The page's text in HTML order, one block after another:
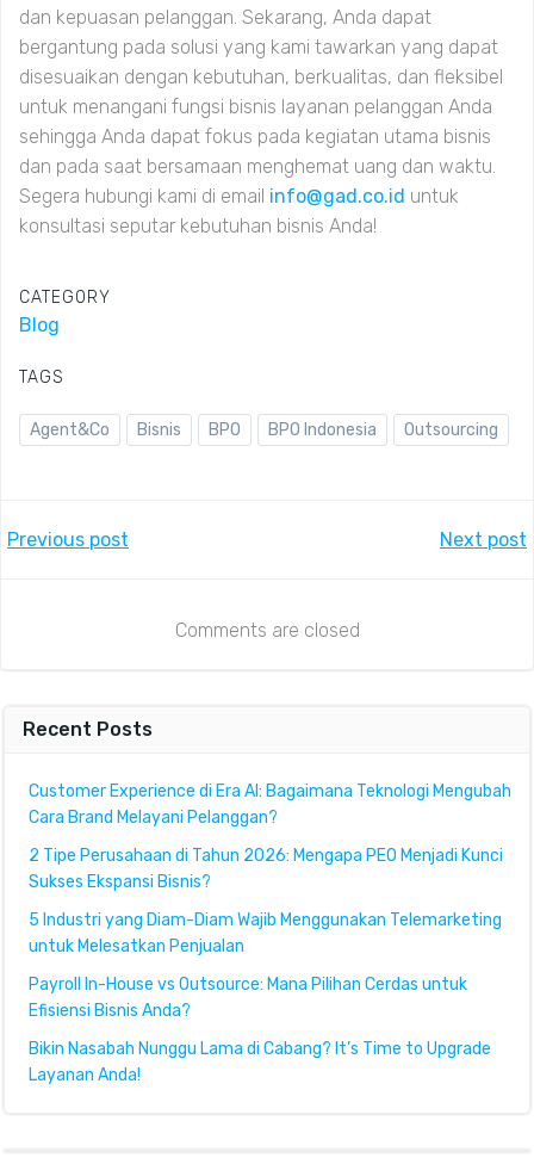
dan kepuasan pelanggan. Sekarang, Anda dapat
bergantung pada solusi yang kami tawarkan yang dapat
disesuaikan dengan kebutuhan, berkualitas, dan fleksibel
untuk menangani fungsi bisnis layanan pelanggan Anda
sehingga Anda dapat fokus pada kegiatan utama bisnis
dan pada saat bersamaan menghemat uang dan waktu.
Segera hubungi kami di email info@gad.co.id untuk
konsultasi seputar kebutuhan bisnis Anda!
CATEGORY
Blog
TAGS
Agent&Co Bisnis BPO BPO Indonesia Outsourcing
Post
Previous post Next post
Comments are closed
Recent Posts
Customer Experience di Era AI: Bagaimana Teknologi Mengubah
Cara Brand Melayani Pelanggan?
2 Tipe Perusahaan di Tahun 2026: Mengapa PEO Menjadi Kunci
Sukses Ekspansi Bisnis?
5 Industri yang Diam-Diam Wajib Menggunakan Telemarketing
untuk Melesatkan Penjualan
Payroll In-House vs Outsource: Mana Pilihan Cerdas untuk
Efisiensi Bisnis Anda?
Bikin Nasabah Nunggu Lama di Cabang? It’s Time to Upgrade
Layanan Anda!